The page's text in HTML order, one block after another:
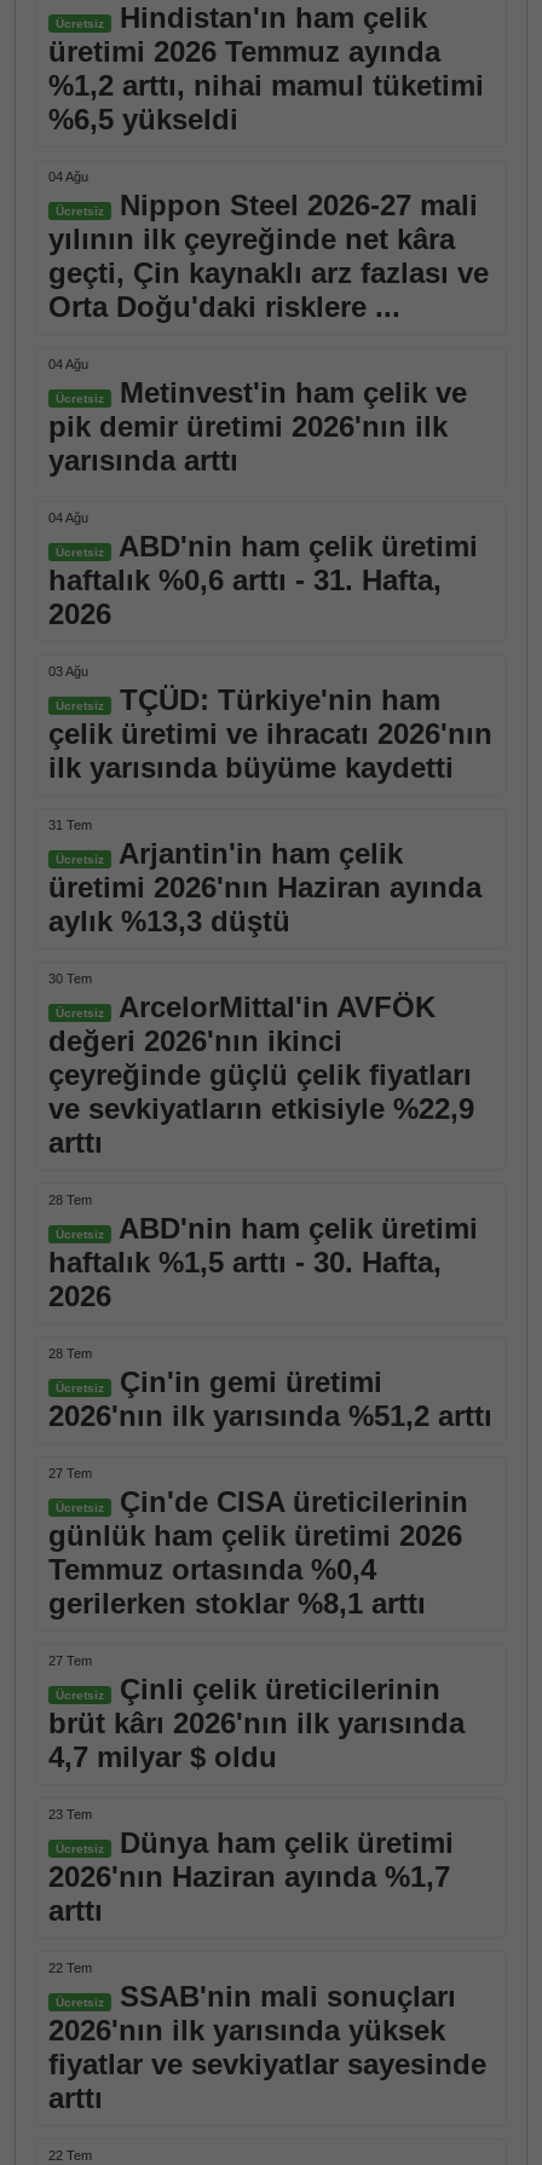
Ücretsiz
Hindistan'ın ham çelik
üretimi 2026 Temmuz ayında
%1,2 arttı, nihai mamul tüketimi
%6,5 yükseldi
04 Ağu
Ücretsiz
Nippon Steel 2026-27 mali
yılının ilk çeyreğinde net kâra
geçti, Çin kaynaklı arz fazlası ve
Orta Doğu'daki risklere ...
04 Ağu
Ücretsiz
Metinvest'in ham çelik ve
pik demir üretimi 2026'nın ilk
yarısında arttı
04 Ağu
Ücretsiz
ABD'nin ham çelik üretimi
haftalık %0,6 arttı - 31. Hafta,
2026
03 Ağu
Ücretsiz
TÇÜD: Türkiye'nin ham
çelik üretimi ve ihracatı 2026'nın
ilk yarısında büyüme kaydetti
31 Tem
Ücretsiz
Arjantin'in ham çelik
üretimi 2026'nın Haziran ayında
aylık %13,3 düştü
30 Tem
Ücretsiz
ArcelorMittal'in AVFÖK
değeri 2026'nın ikinci
çeyreğinde güçlü çelik fiyatları
ve sevkiyatların etkisiyle %22,9
arttı
28 Tem
Ücretsiz
ABD'nin ham çelik üretimi
haftalık %1,5 arttı - 30. Hafta,
2026
28 Tem
Ücretsiz
Çin'in gemi üretimi
2026'nın ilk yarısında %51,2 arttı
27 Tem
Ücretsiz
Çin'de CISA üreticilerinin
günlük ham çelik üretimi 2026
Temmuz ortasında %0,4
gerilerken stoklar %8,1 arttı
27 Tem
Ücretsiz
Çinli çelik üreticilerinin
brüt kârı 2026'nın ilk yarısında
4,7 milyar $ oldu
23 Tem
Ücretsiz
Dünya ham çelik üretimi
2026'nın Haziran ayında %1,7
arttı
22 Tem
Ücretsiz
SSAB'nin mali sonuçları
2026'nın ilk yarısında yüksek
fiyatlar ve sevkiyatlar sayesinde
arttı
22 Tem